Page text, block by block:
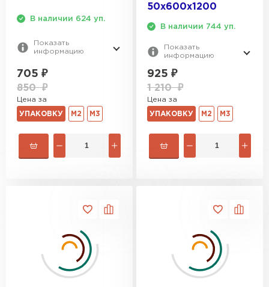
В наличии 624 уп.
Показать
информацию
705 ₽
850₽
Цена за
УПАКОВКУ М2 М3
50х600х1200
В наличии 744 уп.
Показать
информацию
925 ₽
1 210₽
Цена за
УПАКОВКУ М2 М3